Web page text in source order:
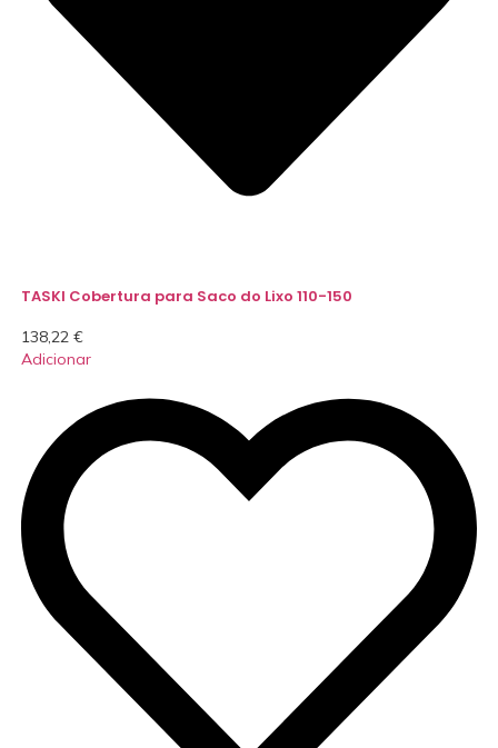
TASKI Cobertura para Saco do Lixo 110-150
138,22 €
Adicionar